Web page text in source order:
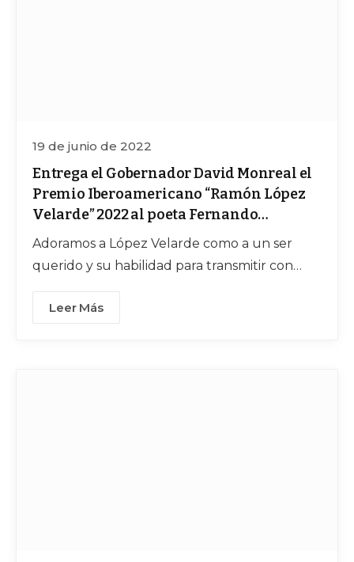
19 de junio de 2022
Entrega el Gobernador David Monreal el
Premio Iberoamericano “Ramón López
Velarde” 2022 al poeta Fernando
Fernández
Adoramos a López Velarde como a un ser
querido y su habilidad para transmitir con
pensamientos: Fernando Fernández
Leer Más